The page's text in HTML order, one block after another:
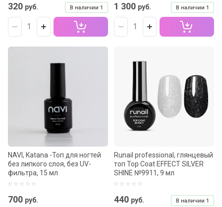
В наличии 1
320 руб. В наличии 1
1 300 руб.
NAVI, Katana -Топ для ногтей
без липкого слоя, без UV-
фильтра, 15 мл
700 руб.
Runail professional, глянцевый
топ Top Сoat EFFECT SILVER
SHINE №9911, 9 мл
В наличии 1
440 руб.